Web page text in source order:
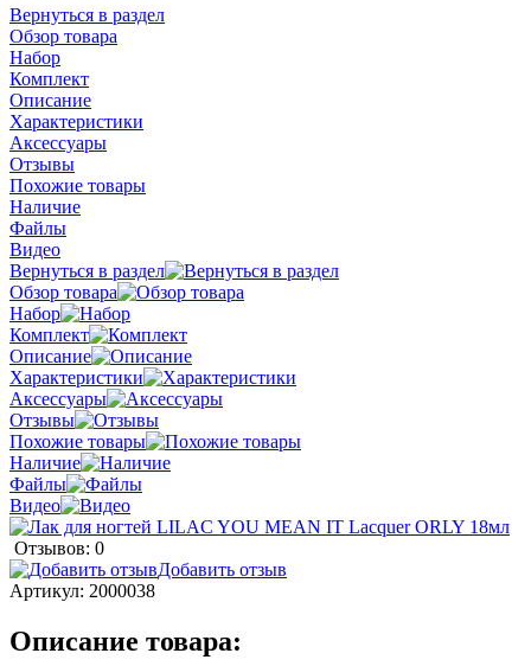
Вернуться в раздел
Обзор товара
Набор
Комплект
Описание
Характеристики
Аксессуары
Отзывы
Похожие товары
Наличие
Файлы
Видео
Вернуться в раздел
Обзор товара
Набор
Комплект
Описание
Характеристики
Аксессуары
Отзывы
Похожие товары
Наличие
Файлы
Видео
Отзывов: 0
Добавить отзыв
Артикул: 2000038
Описание товара: